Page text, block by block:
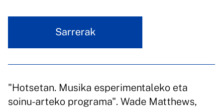
Sarrerak
"Hotsetan. Musika esperimentaleko eta
soinu-arteko programa". Wade Matthews,